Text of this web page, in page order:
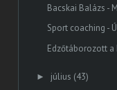
Bacskai Balázs -
Sport coaching -
Edzőtáborozott
► július (43)